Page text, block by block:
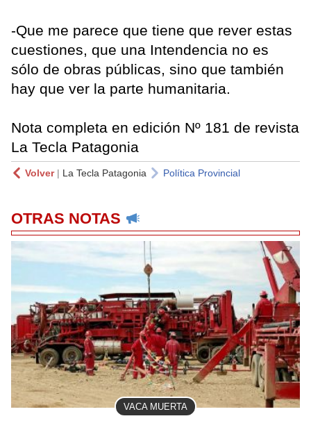
-Que me parece que tiene que rever estas
cuestiones, que una Intendencia no es
sólo de obras públicas, sino que también
hay que ver la parte humanitaria.
Nota completa en edición Nº 181 de revista
La Tecla Patagonia
Volver| La Tecla Patagonia Política Provincial
OTRAS NOTAS
VACA MUERTA